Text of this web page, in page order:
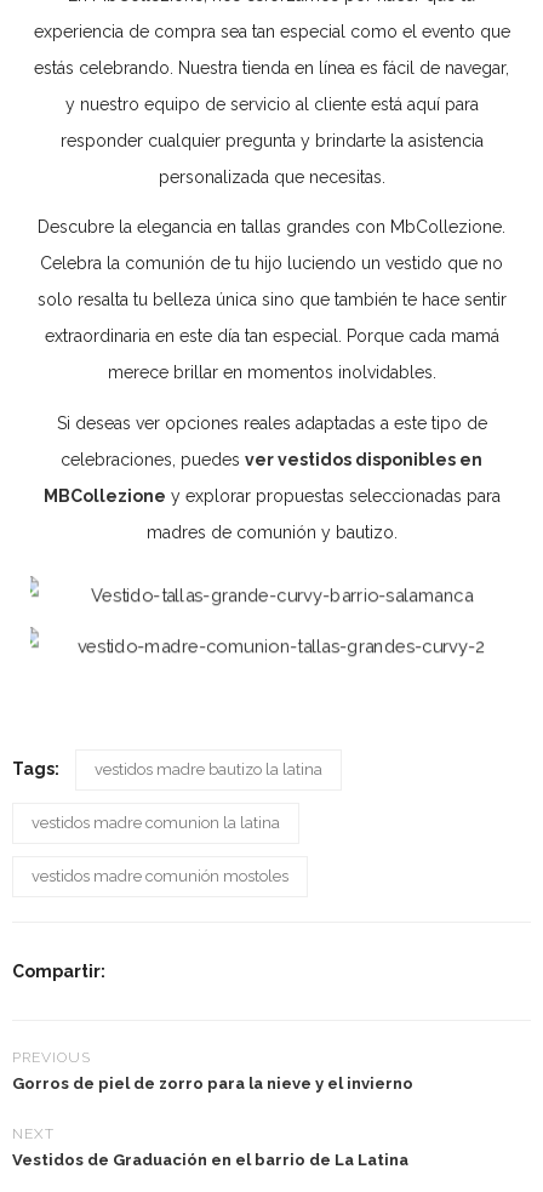
experiencia de compra sea tan especial como el evento que
estás celebrando. Nuestra tienda en línea es fácil de navegar,
y nuestro equipo de servicio al cliente está aquí para
responder cualquier pregunta y brindarte la asistencia
personalizada que necesitas.
Descubre la elegancia en tallas grandes con MbCollezione.
Celebra la comunión de tu hijo luciendo un vestido que no
solo resalta tu belleza única sino que también te hace sentir
extraordinaria en este día tan especial. Porque cada mamá
merece brillar en momentos inolvidables.
Si deseas ver opciones reales adaptadas a este tipo de
celebraciones, puedes ver vestidos disponibles en
MBCollezione y explorar propuestas seleccionadas para
madres de comunión y bautizo.
Tags: vestidos madre bautizo la latina
vestidos madre comunion la latina
vestidos madre comunión mostoles
Compartir:
PREVIOUS
Gorros de piel de zorro para la nieve y el invierno
NEXT
Vestidos de Graduación en el barrio de La Latina